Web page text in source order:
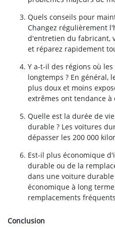
Quels conseils pour
Changez régulièrement
d'entretien du fabricant,
et réparez rapidement
Y a-t-il des régions où
longtemps ? En général,
plus doux et moins
extrêmes ont tendance
Quelle est la durée de
durable ? Les voitures
dépasser les 200 000
Est-il plus économique
durable ou de la
dans une voiture
économique à long
remplacements
Conclusion